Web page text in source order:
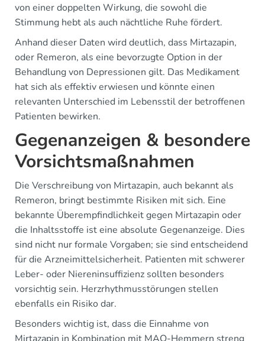
von einer doppelten Wirkung, die sowohl die
Stimmung hebt als auch nächtliche Ruhe fördert.
Anhand dieser Daten wird deutlich, dass Mirtazapin,
oder Remeron, als eine bevorzugte Option in der
Behandlung von Depressionen gilt. Das Medikament
hat sich als effektiv erwiesen und könnte einen
relevanten Unterschied im Lebensstil der betroffenen
Patienten bewirken.
Gegenanzeigen & besondere
Vorsichtsmaßnahmen
Die Verschreibung von Mirtazapin, auch bekannt als
Remeron, bringt bestimmte Risiken mit sich. Eine
bekannte Überempfindlichkeit gegen Mirtazapin oder
die Inhaltsstoffe ist eine absolute Gegenanzeige. Dies
sind nicht nur formale Vorgaben; sie sind entscheidend
für die Arzneimittelsicherheit. Patienten mit schwerer
Leber- oder Niereninsuffizienz sollten besonders
vorsichtig sein. Herzrhythmusstörungen stellen
ebenfalls ein Risiko dar.
Besonders wichtig ist, dass die Einnahme von